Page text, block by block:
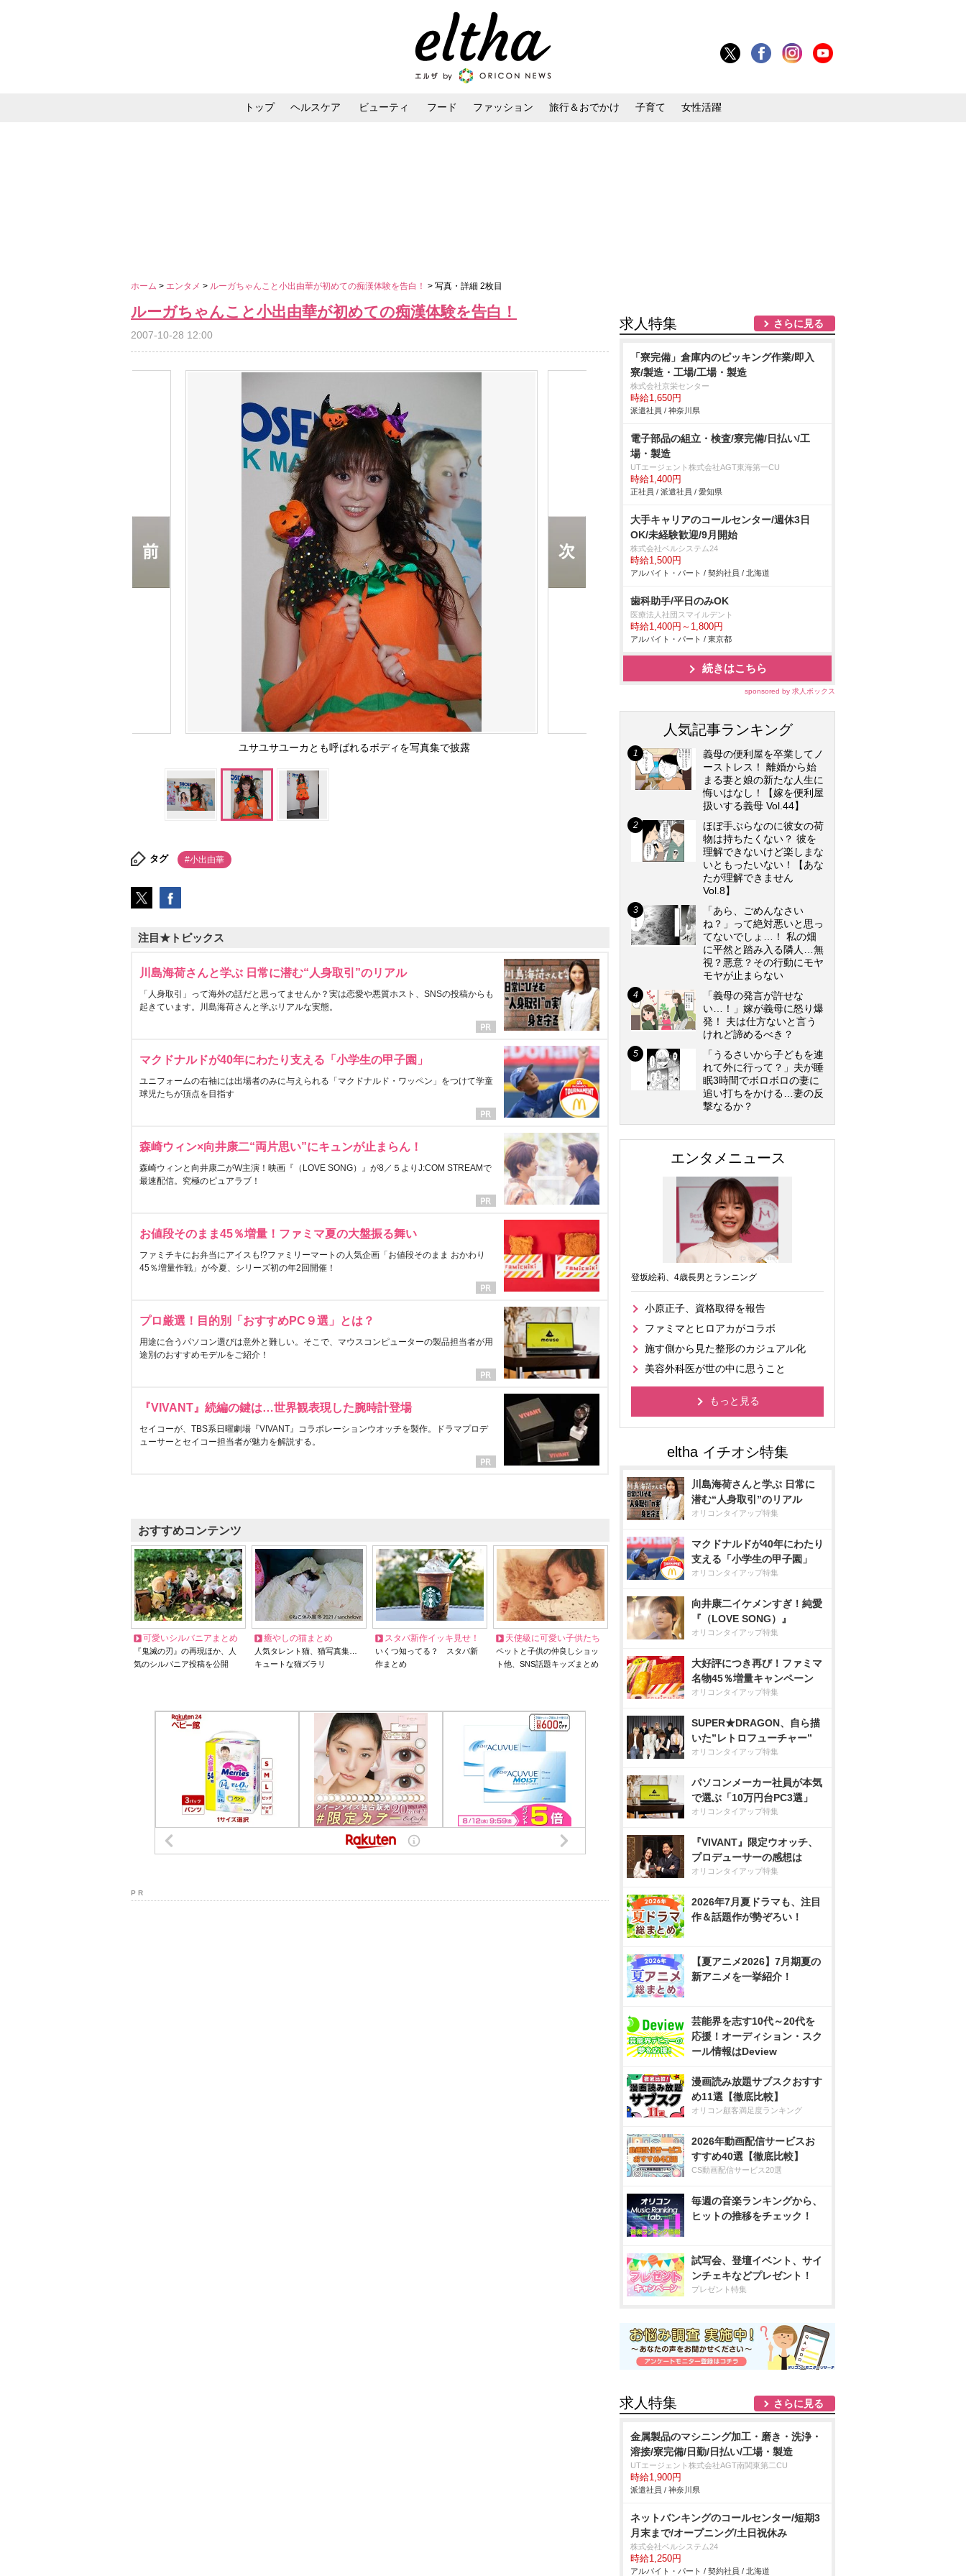
トップ ヘルスケア ビューティ フード ファッション 旅行＆おでかけ 子育て 女性活躍
ホーム > エンタメ > ルーガちゃんこと小出由華が初めての痴漢体験を告白！ > 写真・詳細 2枚目
ルーガちゃんこと小出由華が初めての痴漢体験を告白！
2007-10-28 12:00
ユサユサユーカとも呼ばれるボディを写真集で披露
タグ #小出由華
注目★トピックス
川島海荷さんと学ぶ 日常に潜む“人身取引”のリアル
「人身取引」って海外の話だと思ってませんか？実は恋愛や悪質ホスト、SNSの投稿からも
起きています。川島海荷さんと学ぶリアルな実態。
マクドナルドが40年にわたり支える「小学生の甲子園」
ユニフォームの右袖には出場者のみに与えられる「マクドナルド・ワッペン」をつけて学童
球児たちが頂点を目指す
森崎ウィン×向井康二“両片思い”にキュンが止まらん！
森崎ウィンと向井康二がW主演！映画『（LOVE SONG）』が8／５よりJ:COM STREAMで
最速配信。究極のピュアラブ！
お値段そのまま45％増量！ファミマ夏の大盤振る舞い
ファミチキにお弁当にアイスも!?ファミリーマートの人気企画「お値段そのまま おかわり
45％増量作戦」が今夏、シリーズ初の年2回開催！
プロ厳選！目的別「おすすめPC９選」とは？
用途に合うパソコン選びは意外と難しい。そこで、マウスコンピューターの製品担当者が用
途別のおすすめモデルをご紹介！
『VIVANT』続編の鍵は…世界観表現した腕時計登場
セイコーが、TBS系日曜劇場『VIVANT』コラボレーションウオッチを製作。ドラマプロデ
ューサーとセイコー担当者が魅力を解説する。
おすすめコンテンツ
可愛いシルバニアまとめ
『鬼滅の刃』の再現ほか、人
気のシルバニア投稿を公開
癒やしの猫まとめ
人気タレント猫、猫写真集…
キュートな猫ズラリ
スタバ新作イッキ見せ！
いくつ知ってる？ スタバ新
作まとめ
天使級に可愛い子供たち
ペットと子供の仲良しショッ
ト他、SNS話題キッズまとめ
P R
求人特集 さらに見る
「寮完備」倉庫内のピッキング作業/即入
寮/製造・工場/工場・製造
株式会社京栄センター
時給1,650円
派遣社員 / 神奈川県
電子部品の組立・検査/寮完備/日払い/工
場・製造
UTエージェント株式会社AGT東海第一CU
時給1,400円
正社員 / 派遣社員 / 愛知県
大手キャリアのコールセンター/週休3日
OK/未経験歓迎/9月開始
株式会社ベルシステム24
時給1,500円
アルバイト・パート / 契約社員 / 北海道
歯科助手/平日のみOK
医療法人社団スマイルデント
時給1,400円～1,800円
アルバイト・パート / 東京都
続きはこちら
sponsored by 求人ボックス
人気記事ランキング
義母の便利屋を卒業してノ
ーストレス！ 離婚から始
まる妻と娘の新たな人生に
悔いはなし！【嫁を便利屋
扱いする義母 Vol.44】
ほぼ手ぶらなのに彼女の荷
物は持ちたくない？ 彼を
理解できないけど楽しまな
いともったいない！【あな
たが理解できません
Vol.8】
「あら、ごめんなさい
ね？」って絶対悪いと思っ
てないでしょ…！ 私の畑
に平然と踏み入る隣人…無
視？悪意？その行動にモヤ
モヤが止まらない
「義母の発言が許せな
い…！」嫁が義母に怒り爆
発！ 夫は仕方ないと言う
けれど諦めるべき？
「うるさいから子どもを連
れて外に行って？」夫が睡
眠3時間でボロボロの妻に
追い打ちをかける…妻の反
撃なるか？
エンタメニュース
登坂絵莉、4歳長男とランニング
小原正子、資格取得を報告
ファミマとヒロアカがコラボ
施す側から見た整形のカジュアル化
美容外科医が世の中に思うこと
もっと見る
川島海荷さんと学ぶ 日常に
潜む“人身取引”のリアル
オリコンタイアップ特集
マクドナルドが40年にわたり
支える「小学生の甲子園」
オリコンタイアップ特集
向井康二イケメンすぎ！純愛
『（LOVE SONG）』
オリコンタイアップ特集
大好評につき再び！ファミマ
名物45％増量キャンペーン
オリコンタイアップ特集
SUPER★DRAGON、自ら描
いた”レトロフューチャー”
オリコンタイアップ特集
パソコンメーカー社員が本気
で選ぶ「10万円台PC3選」
オリコンタイアップ特集
『VIVANT』限定ウオッチ、
プロデューサーの感想は
オリコンタイアップ特集
2026年7月夏ドラマも、注目
作＆話題作が勢ぞろい！
【夏アニメ2026】7月期夏の
新アニメを一挙紹介！
芸能界を志す10代～20代を
応援！オーディション・スク
ール情報はDeview
漫画読み放題サブスクおすす
め11選【徹底比較】
オリコン顧客満足度ランキング
2026年動画配信サービスお
すすめ40選【徹底比較】
CS動画配信サービス20選
毎週の音楽ランキングから、
ヒットの推移をチェック！
試写会、登壇イベント、サイ
ンチェキなどプレゼント！
プレゼント特集
求人特集 さらに見る
金属製品のマシニング加工・磨き・洗浄・
溶接/寮完備/日勤/日払い/工場・製造
UTエージェント株式会社AGT南関東第二CU
時給1,900円
派遣社員 / 神奈川県
ネットバンキングのコールセンター/短期3
月末まで/オープニング/土日祝休み
株式会社ベルシステム24
時給1,250円
アルバイト・パート / 契約社員 / 北海道